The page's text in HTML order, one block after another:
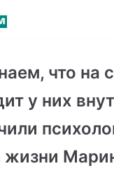
что на
у них
жизни